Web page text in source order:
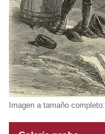
Imagen a tamaño completo: